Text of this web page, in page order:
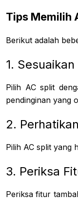
Tips Memilih
Berikut adalah
1.
Pilih AC split
pendinginan yang
2.
Pilih AC split yang
3. Periksa
Periksa fitur